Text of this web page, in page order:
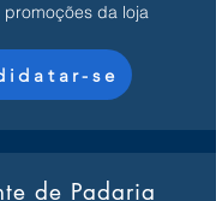
promoções da loja
se
de Padaria